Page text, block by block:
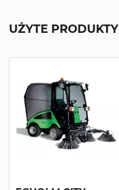
UŻYTE PRODUKTY